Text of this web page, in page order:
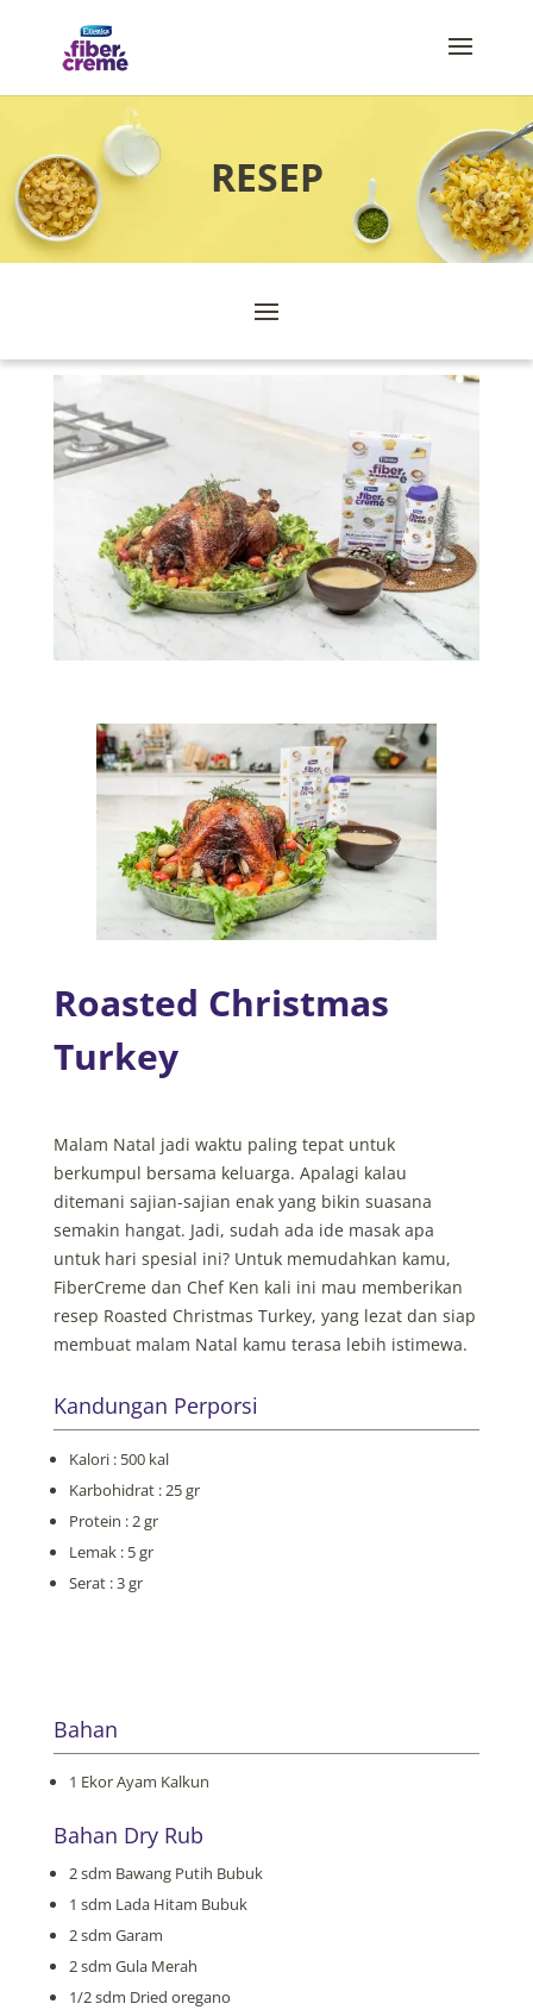
RESEP
Roasted Christmas
Turkey
Malam Natal jadi waktu paling tepat untuk
berkumpul bersama keluarga. Apalagi kalau
ditemani sajian-sajian enak yang bikin suasana
semakin hangat. Jadi, sudah ada ide masak apa
untuk hari spesial ini? Untuk memudahkan kamu,
FiberCreme dan Chef Ken kali ini mau memberikan
resep Roasted Christmas Turkey, yang lezat dan siap
membuat malam Natal kamu terasa lebih istimewa.
Kandungan Perporsi
Kalori : 500 kal
Karbohidrat : 25 gr
Protein : 2 gr
Lemak : 5 gr
Serat : 3 gr
Bahan
1 Ekor Ayam Kalkun
Bahan Dry Rub
2 sdm Bawang Putih Bubuk
1 sdm Lada Hitam Bubuk
2 sdm Garam
2 sdm Gula Merah
1/2 sdm Dried oregano